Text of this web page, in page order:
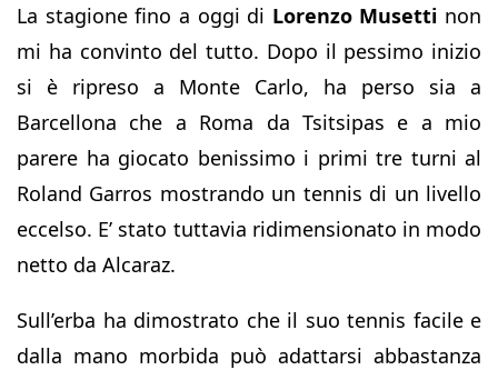
La stagione fino a oggi di Lorenzo Musetti non
mi ha convinto del tutto. Dopo il pessimo inizio
si è ripreso a Monte Carlo, ha perso sia a
Barcellona che a Roma da Tsitsipas e a mio
parere ha giocato benissimo i primi tre turni al
Roland Garros mostrando un tennis di un livello
eccelso. E’ stato tuttavia ridimensionato in modo
netto da Alcaraz.
Sull’erba ha dimostrato che il suo tennis facile e
dalla mano morbida può adattarsi abbastanza